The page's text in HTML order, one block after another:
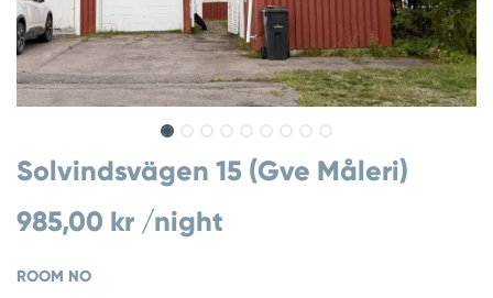
Solvindsvägen 15 (Gve Måleri)
985,00 kr /night
ROOM NO